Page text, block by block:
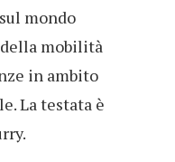
mondo
mobilità
in ambito
La testata è